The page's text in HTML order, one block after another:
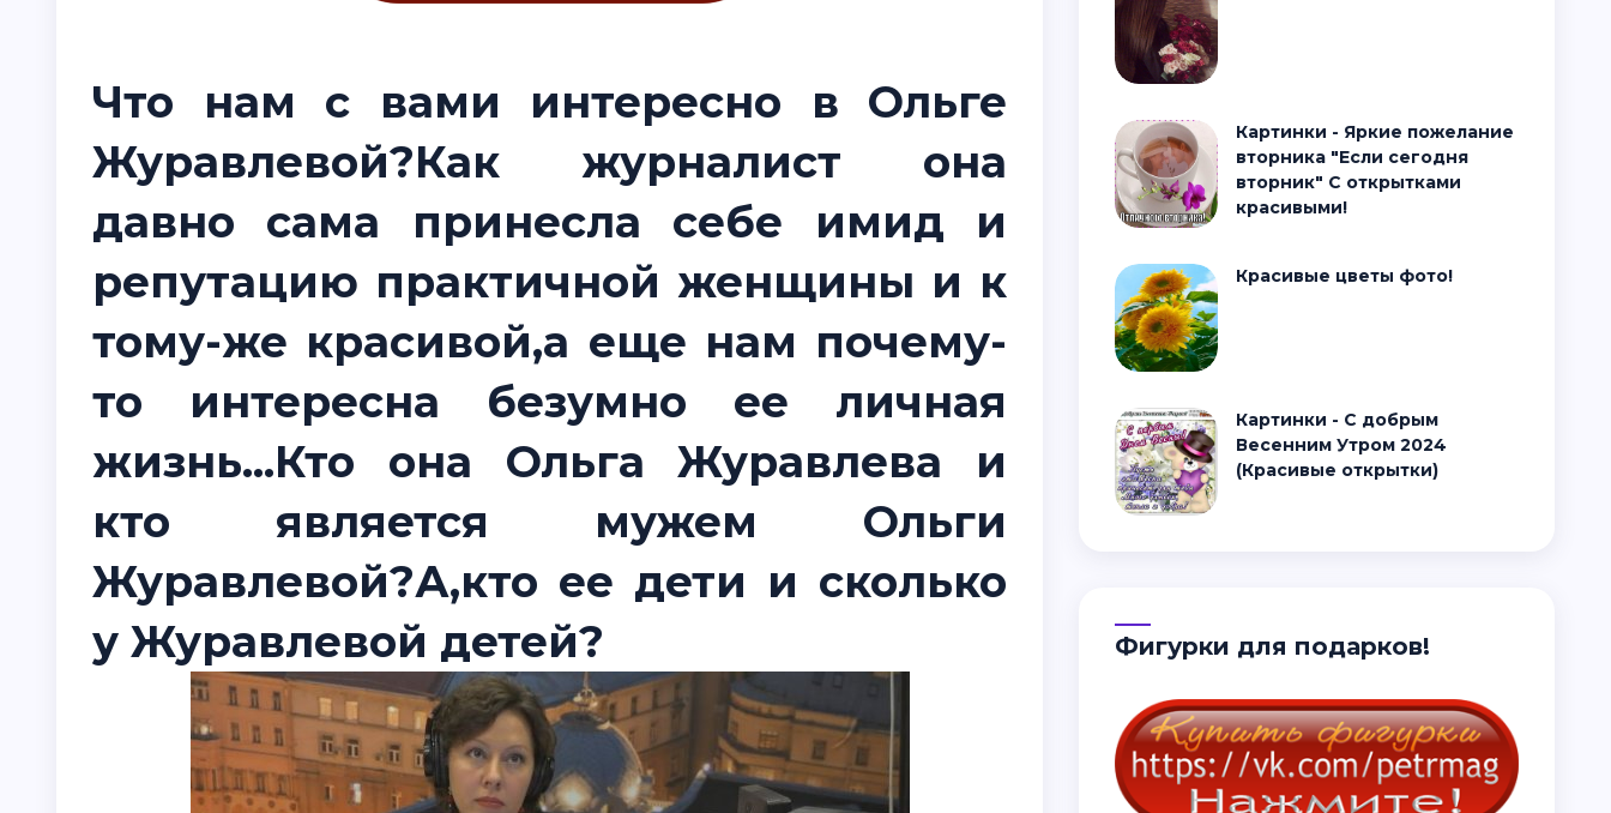
Что нам с вами интересно в Ольге
Журавлевой?Как журналист она
давно сама принесла себе имид и
репутацию практичной женщины и к
тому-же красивой,а еще нам почему-
то интересна безумно ее личная
жизнь...Кто она Ольга Журавлева и
кто является мужем Ольги
Журавлевой?А,кто ее дети и сколько
у Журавлевой детей?
Картинки - Яркие пожелание
вторника "Если сегодня
вторник" С открытками
красивыми!
Красивые цветы фото!
Картинки - С добрым
Весенним Утром 2024
(Красивые открытки)
Фигурки для подарков!